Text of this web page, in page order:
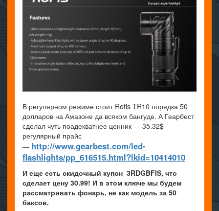
В регулярном режиме стоит Rofis TR10 порядка 50
долларов на Амазоне да всяком бангуде. А Геарбест
сделал чуть поадекватнее ценник — 35.32$
регулярный прайс
— http://www.gearbest.com/led-
flashlights/pp_616515.html?lkid=10414010
И еще есть скидочный купон 3RDGBFIS, что
сделает цену 30.99! И в этом ключе мы будем
рассматривать фонарь, не как модель за 50
баксов.